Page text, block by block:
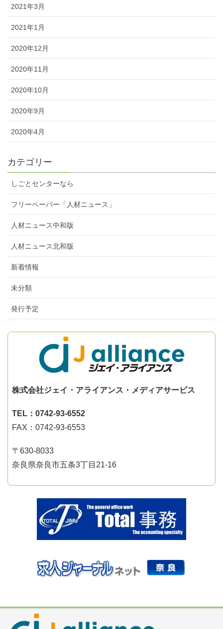
2021年3月
2021年1月
2020年12月
2020年11月
2020年10月
2020年9月
2020年4月
カテゴリー
しごとセンターなら
フリーペーパー「人材ニュース」
人材ニュース中和版
人材ニュース北和版
新着情報
未分類
発行予定
株式会社ジェイ・アライアンス・メディアサービス
TEL：0742-93-6552
FAX：0742-93-6553
〒630-8033
奈良県奈良市五条3丁目21-16